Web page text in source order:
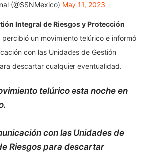
(@SSNMexico) May 11, 2023
Integral de Riesgos y Protección
un movimiento telúrico e informó
con las Unidades de Gestión
descartar cualquier eventualidad.
telúrico esta noche en
con las Unidades de
Riesgos para descartar